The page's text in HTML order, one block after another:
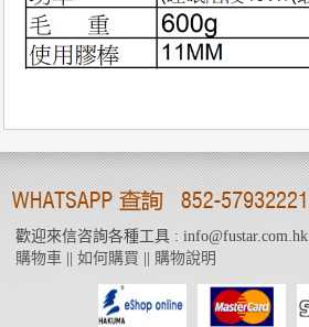
歡迎來信咨詢各種工具 : info@fustar.com.hk
購物車|| 如何購買 購物說明